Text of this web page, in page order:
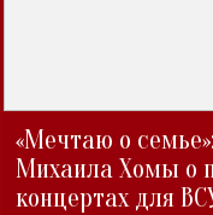
«Мечтаю о
Михаила Хомы о
концертах для